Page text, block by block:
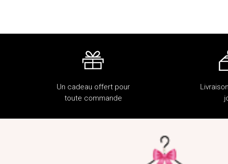
Un cadeau offert pour
toute commande